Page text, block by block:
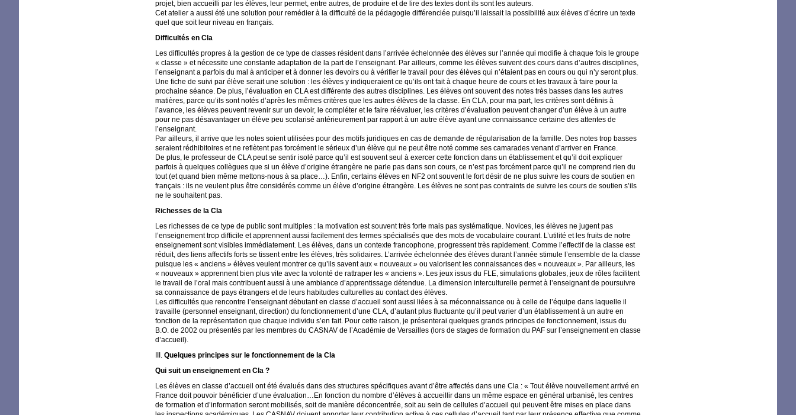
projet, bien accueilli par les élèves, leur permet, entre autres, de produire et de lire des textes dont ils sont les auteurs.
Cet atelier a aussi été une solution pour remédier à la difficulté de la pédagogie différenciée puisqu’il laissait la possibilité aux élèves d’écrire un texte
quel que soit leur niveau en français.
Difficultés en Cla
Les difficultés propres à la gestion de ce type de classes résident dans l’arrivée échelonnée des élèves sur l’année qui modifie à chaque fois le groupe
« classe » et nécessite une constante adaptation de la part de l’enseignant. Par ailleurs, comme les élèves suivent des cours dans d’autres disciplines,
l’enseignant a parfois du mal à anticiper et à donner les devoirs ou à vérifier le travail pour des élèves qui n’étaient pas en cours ou qui n’y seront plus.
Une fiche de suivi par élève serait une solution : les élèves y indiqueraient ce qu’ils ont fait à chaque heure de cours et les travaux à faire pour la
prochaine séance. De plus, l’évaluation en CLAest différente des autres disciplines. Les élèves ont souvent des notes très basses dans les autres
matières, parce qu’ils sont notés d’après les mêmes critères que les autres élèves de la classe. En CLA, pour ma part, les critères sont définis à
l’avance, les élèves peuvent revenir sur un devoir, le compléter et le faire réévaluer, les critères d’évaluation peuvent changer d’un élève à un autre
pour ne pas désavantager un élève peu scolarisé antérieurement par rapport à un autre élève ayant une connaissance certaine des attentes de
l’enseignant.
Par ailleurs, il arrive que les notes soient utilisées pour des motifs juridiques en cas de demande de régularisation de la famille. Des notes trop basses
seraient rédhibitoires et ne reflètent pas forcément le sérieux d’un élève qui ne peut être noté comme ses camarades venant d’arriver en France.
De plus, le professeur de CLApeut se sentir isolé parce qu’il est souvent seul à exercer cette fonction dans un établissement et qu’il doit expliquer
parfois à quelques collègues que si un élève d’origine étrangère ne parle pas dans son cours, ce n’est pas forcément parce qu’il ne comprend rien du
tout (et quand bien même mettons-nous à sa place…). Enfin, certains élèves en NF2 ont souvent le fort désir de ne plus suivre les cours de soutien en
français : ils ne veulent plus être considérés comme un élève d’origine étrangère. Les élèves ne sont pas contraints de suivre les cours de soutien s’ils
ne le souhaitent pas.
Richesses de la Cla
Les richesses de ce type de public sont multiples : la motivation est souvent très forte mais pas systématique. Novices, les élèves ne jugent pas
l’enseignement trop difficile et apprennent aussi facilement des termes spécialisés que des mots de vocabulaire courant. L’utilité et les fruits de notre
enseignement sont visibles immédiatement. Les élèves, dans un contexte francophone, progressent très rapidement. Comme l’effectif de la classe est
réduit, des liens affectifs forts se tissent entre les élèves, très solidaires. L’arrivée échelonnée des élèves durant l’année stimule l’ensemble de la classe
puisque les « anciens » élèves veulent montrer ce qu’ils savent aux « nouveaux » ou valorisent les connaissances des « nouveaux ». Par ailleurs, les
« nouveaux » apprennent bien plus vite avec la volonté de rattraper les « anciens ». Les jeux issus du FLE, simulations globales, jeux de rôles facilitent
le travail de l’oral mais contribuent aussi à une ambiance d’apprentissage détendue. La dimension interculturelle permet à l’enseignant de poursuivre
sa connaissance de pays étrangers et de leurs habitudes culturelles au contact des élèves.
Les difficultés que rencontre l’enseignant débutant en classe d’accueil sont aussi liées à sa méconnaissance ou à celle de l’équipe dans laquelle il
travaille (personnel enseignant, direction) du fonctionnement d’une CLA, d’autant plus fluctuante qu’il peut varier d’un établissement à un autre en
fonction de la représentation que chaque individu s’en fait. Pour cette raison, je présenterai quelques grands principes de fonctionnement, issus du
B.O. de 2002 ou présentés par les membres du CASNAV de l’Académie de Versailles (lors de stages de formation du PAF sur l’enseignement en classe
d’accueil).
. Quelques principes sur le fonctionnement de la Cla
Qui suit un enseignement en Cla ?
Les élèves en classe d’accueil ont été évalués dans des structures spécifiques avant d’être affectés dans une Cla : « Tout élève nouvellement arrivé en
France doit pouvoir bénéficier d’une évaluation…En fonction du nombre d’élèves à accueillir dans un même espace en général urbanisé, les centres
de formation et d’information seront mobilisés, soit de manière déconcentrée, soit au sein de cellules d’accueil qui peuvent être mises en place dans